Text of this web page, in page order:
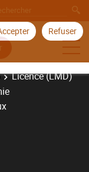
Refuser
Licence (LMD)